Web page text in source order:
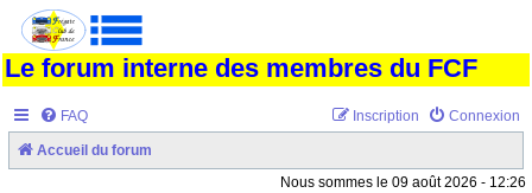
Le forum interne des membres du FCF
FAQ Connexion
Inscription
Accueil du forum
Nous sommes le 09 août 2026 - 12:26